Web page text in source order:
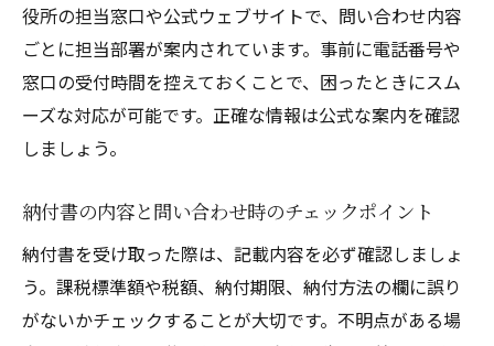
役所の担当窓口や公式ウェブサイトで、問い合わせ内容
ごとに担当部署が案内されています。事前に電話番号や
窓口の受付時間を控えておくことで、困ったときにスム
ーズな対応が可能です。正確な情報は公式な案内を確認
しましょう。
納付書の内容と問い合わせ時のチェックポイント
納付書を受け取った際は、記載内容を必ず確認しましょ
う。課税標準額や税額、納付期限、納付方法の欄に誤り
がないかチェックすることが大切です。不明点がある場